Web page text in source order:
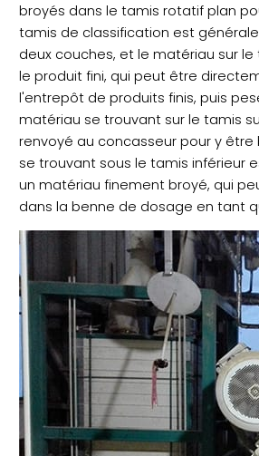
broyés dans le tamis rotatif plan
tamis de classification est
deux couches, et le matériau sur
le produit fini, qui peut être
l'entrepôt de produits finis, puis
matériau se trouvant sur le tamis
renvoyé au concasseur pour y être
se trouvant sous le tamis inférieur
un matériau finement broyé, qui
dans la benne de dosage en tant